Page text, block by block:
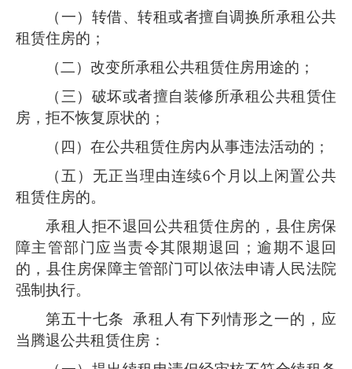
（一）转借、转租或者擅自调换所承租公共
租赁住房的；
（二）改变所承租公共租赁住房用途的；
（三）破坏或者擅自装修所承租公共租赁住
房，拒不恢复原状的；
（四）在公共租赁住房内从事违法活动的；
（五）无正当理由连续6个月以上闲置公共
租赁住房的。
承租人拒不退回公共租赁住房的，县住房保
障主管部门应当责令其限期退回；逾期不退回
的，县住房保障主管部门可以依法申请人民法院
强制执行。
第五十七条 承租人有下列情形之一的，应
当腾退公共租赁住房：